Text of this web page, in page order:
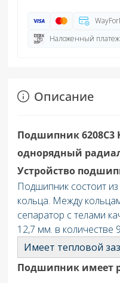
Наложенный платеж
Описание
Подшипник
однорядный
Устройство
Подшипник состоит
кольца. Между
сепаратор с телами
12,7 мм. в количестве
Имеет тепловой
Подшипник имеет